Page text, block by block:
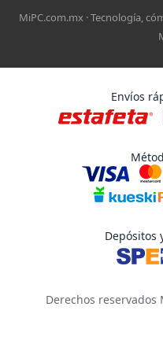
MiPC.com.mx · Tecnología,
Envíos
Depósitos
Derechos reservados